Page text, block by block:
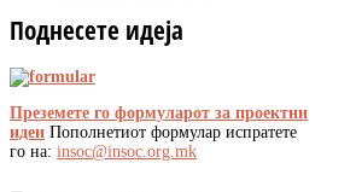
Поднесете идеја
Преземете го формуларот за проектни
идеи Пополнетиот формулар испратете
го на: insoc@insoc.org.mk